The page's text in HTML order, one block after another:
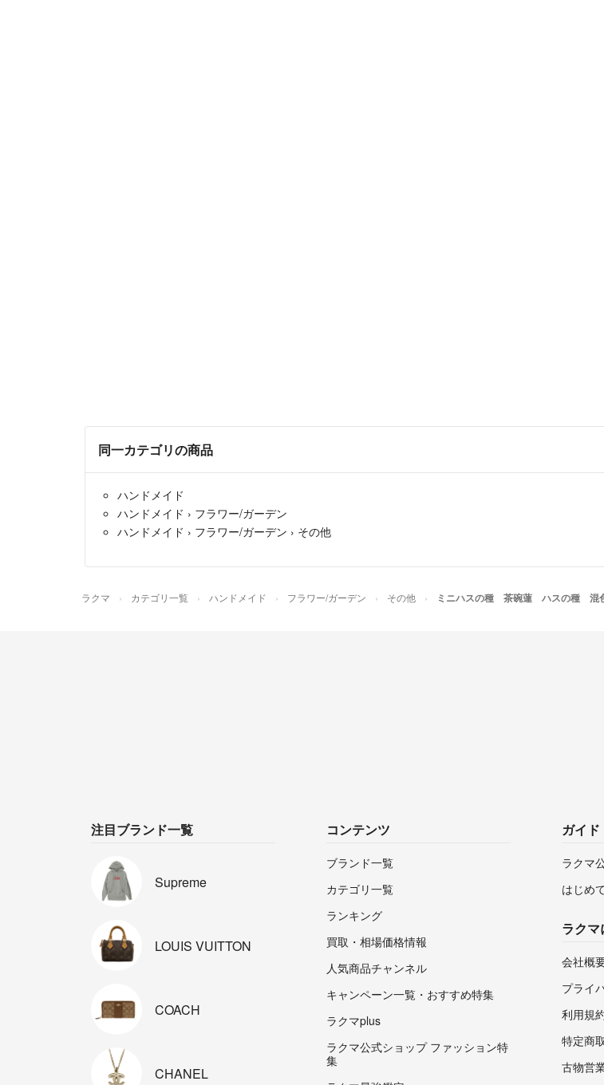
同一カテゴリの商品
ハンドメイド
ハンドメイド › フラワー/ガーデン
ハンドメイド › フラワー/ガーデン › その他
ラクマ カテゴリ一覧 ハンドメイド フラワー/ガーデン その他 ミニハスの種 茶碗蓮 ハスの種 混
注目ブランド一覧
Supreme
LOUIS VUITTON
COACH
CHANEL
コンテンツ
ブランド一覧
カテゴリ一覧
ランキング
買取・相場価格情報
人気商品チャンネル
キャンペーン一覧・おすすめ特集
ラクマplus
ラクマ公式ショップ ファッション特
集
ガイド
ラクマ
はじめ
ラクマ
会社概
プライ
利用規
特定商
古物営